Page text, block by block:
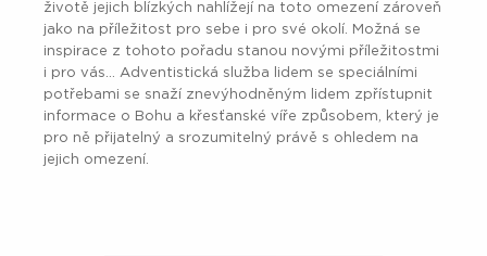
životě jejich blízkých nahlížejí na toto omezení zároveň
jako na příležitost pro sebe i pro své okolí. Možná se
inspirace z tohoto pořadu stanou novými příležitostmi
i pro vás… Adventistická služba lidem se speciálními
potřebami se snaží znevýhodněným lidem zpřístupnit
informace o Bohu a křesťanské víře způsobem, který je
pro ně přijatelný a srozumitelný právě s ohledem na
jejich omezení.